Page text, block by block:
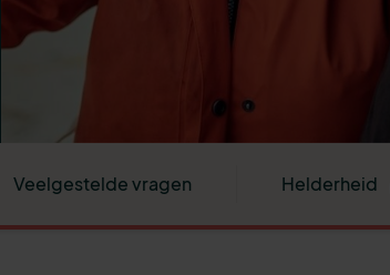
Veelgestelde vragen Helderheid